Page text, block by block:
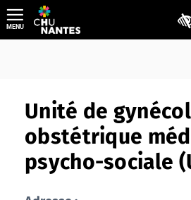
Aller
au
contenu
MENU
Unité de
obstétrique
psycho-sociale